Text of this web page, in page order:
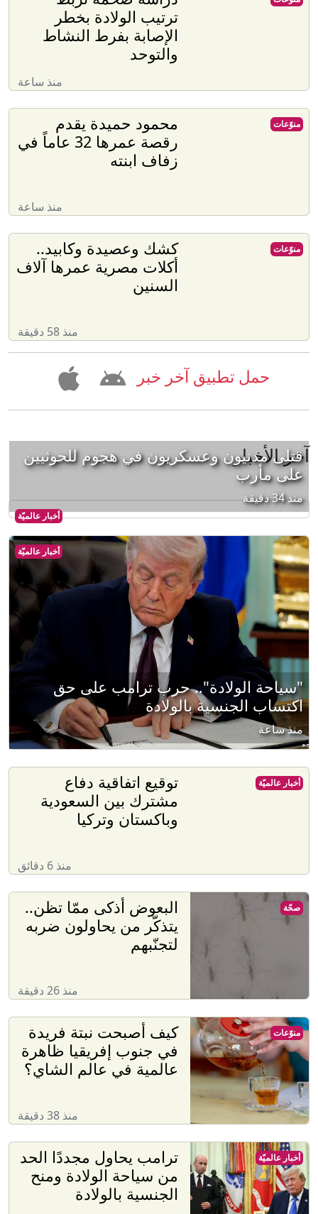
ترتيب الولادة بخطر
الإصابة بفرط النشاط
والتوحد
منذ ساعة
محمود حميدة يقدم
رقصة عمرها 32 عاماً في
زفاف ابنته
منذ ساعة
منوّعات
كشك وعصيدة وكابيد..
أكلات مصرية عمرها آلاف
السنين
منذ 58 دقيقة
منوّعات
حمل تطبيق آخر خبر
آخر الأخبار
أخبار عالميّة
قتلى مدنيون وعسكريون في هجوم للحوثيين
على مأرب
منذ 34 دقيقة
أخبار عالميّة
"سياحة الولادة".. حرب ترامب على حق
اكتساب الجنسية بالولادة
منذ ساعة
توقيع اتفاقية دفاع
مشترك بين السعودية
وباكستان وتركيا
منذ 6 دقائق
أخبار عالميّة
البعوض أذكى ممّا تظن..
يتذكّر من يحاولون ضربه
لتجنّبهم
منذ 26 دقيقة
صحّة
كيف أصبحت نبتة فريدة
في جنوب إفريقيا ظاهرة
عالمية في عالم الشاي؟
منذ 38 دقيقة
منوّعات
ترامب يحاول مجددًا الحد
من سياحة الولادة ومنح
الجنسية بالولادة
أخبار عالميّة